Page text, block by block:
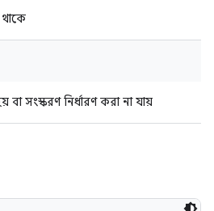
বা সংস্করণ নির্ধারণ করা না যায়